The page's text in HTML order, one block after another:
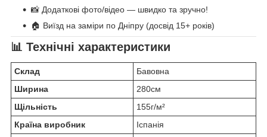
📸 Додаткові фото/відео — швидко та зручно!
🏠 Виїзд на заміри по Дніпру (досвід 15+ років)
📊 Технічні характеристики
Склад
Бавовна
Ширина
280см
Щільність
155г/м²
Країна виробник
Іспанія